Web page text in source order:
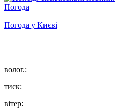
Погода
Погода у Києві
волог.:
тиск:
вітер: